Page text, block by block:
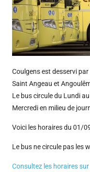
Coulgens est desservi
Saint Angeau et
Le bus circule du Lundi
Mercredi en milieu de
Voici les horaires du 01/
Le bus ne circule pas les
Consultez les horaires